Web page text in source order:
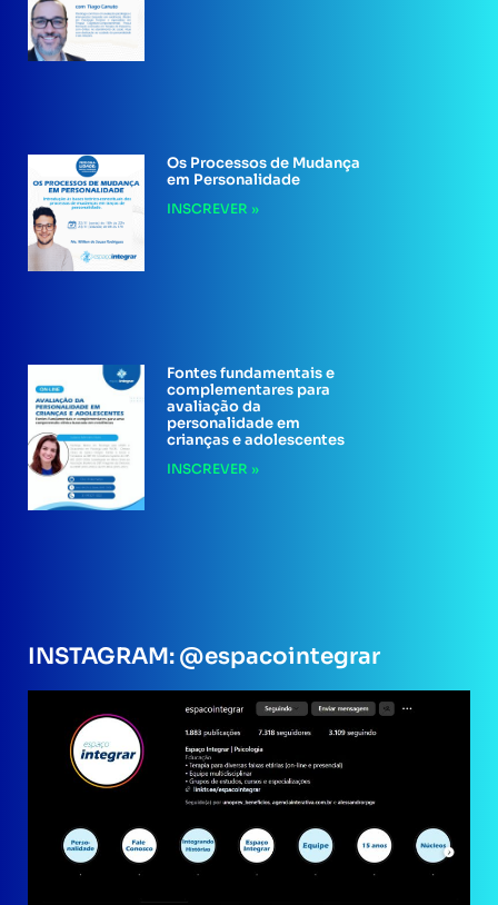
Os Processos de Mudança
em Personalidade
INSCREVER »
Fontes fundamentais e
complementares para
avaliação da
personalidade em
crianças e adolescentes
INSCREVER »
INSTAGRAM: @espacointegrar